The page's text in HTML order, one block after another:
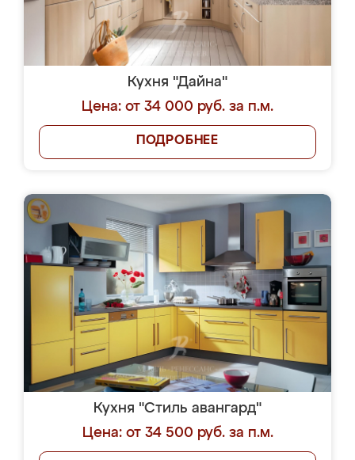
Кухня "Дайна"
Цена: от 34 000 руб. за п.м.
ПОДРОБНЕЕ
Кухня "Стиль авангард"
Цена: от 34 500 руб. за п.м.